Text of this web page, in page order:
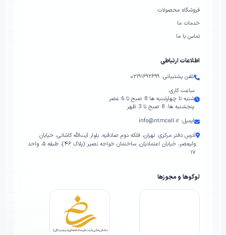
فروشگاه محصولات
خدمات ما
تماس با ما
اطلاعات ارتباطی
تلفن پشتیبانی: ۰۲۱۹۱۶۹۲۶۹۹
ساعت کاری:
شنبه تا چهارشنبه ها 8 صبح تا 6 عصر
پنجشنبه ها: 8 صبح تا 3 ظهر
ایمیل: info@ntmcall.ir
آدرس دفتر مرکزی: تهران، فلکه دوم صادقیه، بلوار آیت‌الله کاشانی، خیابان
ولیعصر، خیابان اعتمادیان، ساختمان خواجه نصیر (پلاک ۴۶)، طبقه ۵، واحد
۱۷
لوگوها و مجوزها